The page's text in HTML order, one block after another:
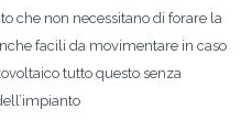
che non necessitano di forare la
facili da movimentare in caso
tutto questo senza